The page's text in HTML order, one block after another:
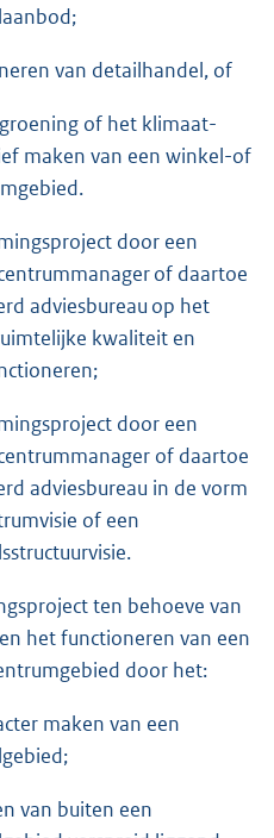
van detailhandel, of
of het klimaat-
maken van een winkel-of
door een
of daartoe
adviesbureau op het
kwaliteit en
door een
of daartoe
adviesbureau in de vorm
of een
ten behoeve van
het functioneren van een
door het:
maken van een
van buiten een